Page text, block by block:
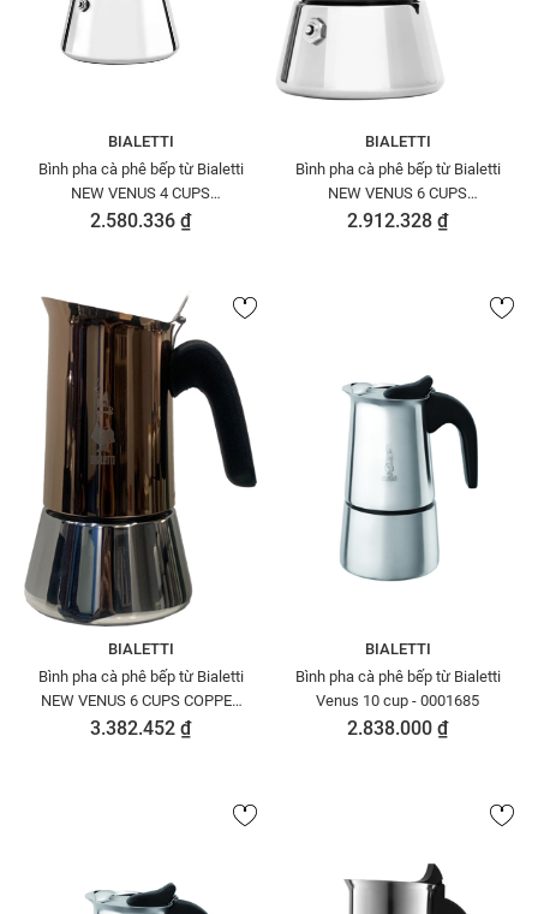
BIALETTI
Bình pha cà phê bếp từ Bialetti
NEW VENUS 4 CUPS
0007254/CNNP
2.580.336 ₫
BIALETTI
Bình pha cà phê bếp từ Bialetti
NEW VENUS 6 CUPS
0007255/CNNP
2.912.328 ₫
BIALETTI
Bình pha cà phê bếp từ Bialetti
NEW VENUS 6 CUPS COPPER
0007285/CN
3.382.452 ₫
BIALETTI
Bình pha cà phê bếp từ Bialetti
Venus 10 cup - 0001685
2.838.000 ₫